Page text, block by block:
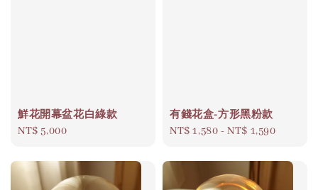
鮮花開幕盆花白綠款
Regular
NT$ 5,000
有錢花盒-方形黑粉款
Regular
NT$ 1,580 -NT$ 1,590